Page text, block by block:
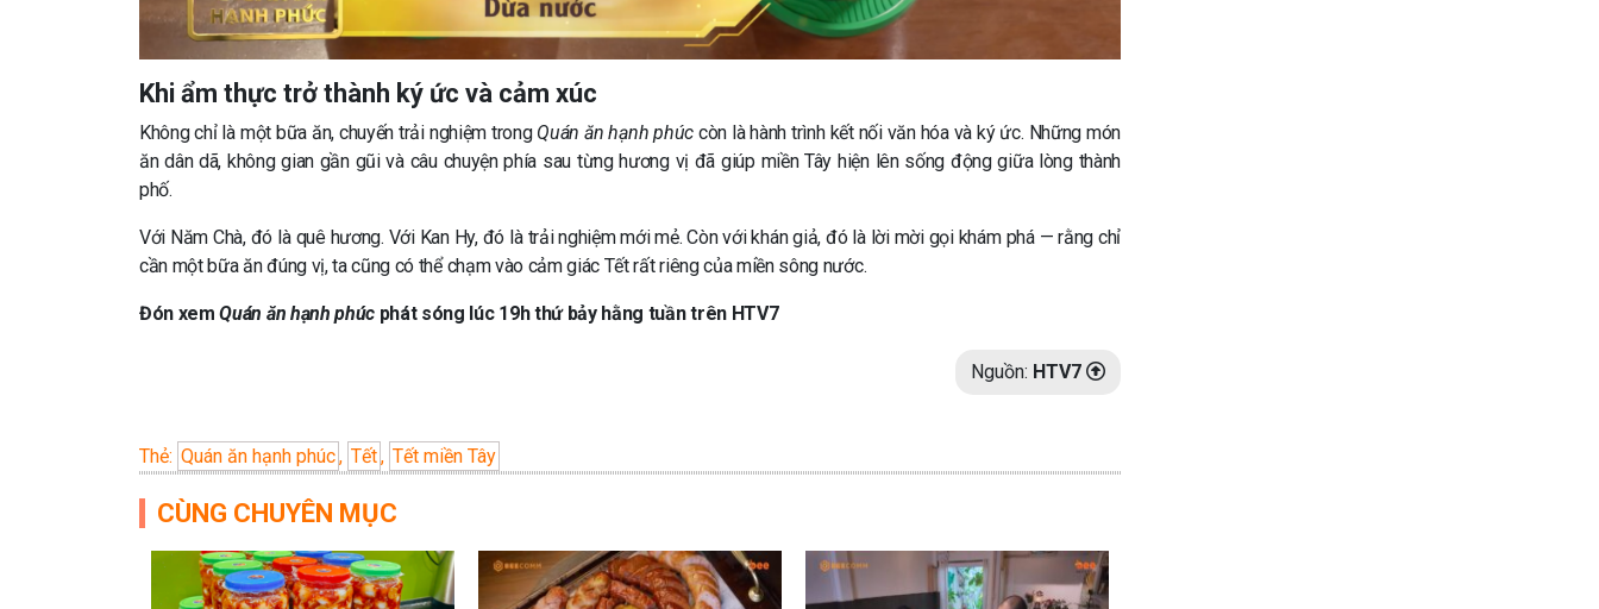
Khi ẩm thực trở thành ký ức và cảm xúc
Không chỉ là một bữa ăn, chuyến trải nghiệm trong Quán ăn hạnh phúccòn là hành trình kết nối văn hóa và ký ức. Những món
ăn dân dã, không gian gần gũi và câu chuyện phía sau từng hương vị đã giúp miền Tây hiện lên sống động giữa lòng thành
phố.
Với Năm Chà, đó là quê hương. Với Kan Hy, đó là trải nghiệm mới mẻ. Còn với khán giả, đó là lời mời gọi khám phá — rằng chỉ
cần một bữa ăn đúng vị, ta cũng có thể chạm vào cảm giác Tết rất riêng của miền sông nước.
Đón xemQuán ăn hạnh phúc phát sóng lúc 19h thứ bảy hằng tuần trên HTV7
Nguồn: HTV7
Thẻ: Quán ăn hạnh phúc, Tết, Tết miền Tây
CÙNG CHUYÊN MỤC